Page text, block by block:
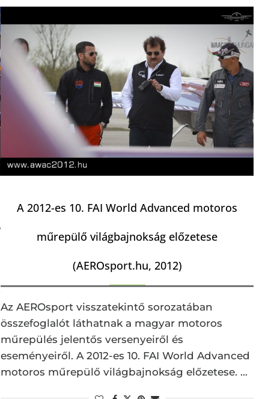
A 2012-es 10. FAI World Advanced motoros
műrepülő világbajnokság előzetese
(AEROsport.hu, 2012)
Az AEROsport visszatekintő sorozatában
összefoglalót láthatnak a magyar motoros
műrepülés jelentős versenyeiről és
eseményeiről. A 2012-es 10. FAI World Advanced
motoros műrepülő világbajnokság előzetese. …